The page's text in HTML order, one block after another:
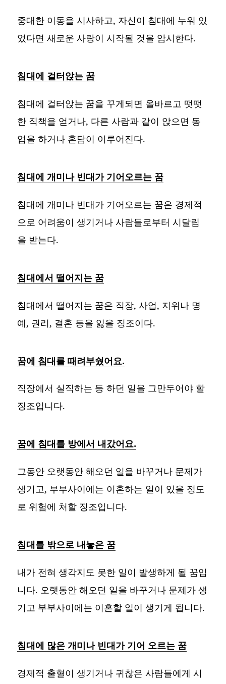
중대한 이동을 시사하고, 자신이 침대에 누워 있
었다면 새로운 사랑이 시작될 것을 암시한다.
침대에 걸터앉는 꿈
침대에 걸터앉는 꿈을 꾸게되면 올바르고 떳떳
한 직책을 얻거나, 다른 사람과 같이 앉으면 동
업을 하거나 혼담이 이루어진다.
침대에 개미나 빈대가 기어오르는 꿈
침대에 개미나 빈대가 기어오르는 꿈은 경제적
으로 어려움이 생기거나 사람들로부터 시달림
을 받는다.
침대에서 떨어지는 꿈
침대에서 떨어지는 꿈은 직장, 사업, 지위나 명
예, 권리, 결혼 등을 잃을 징조이다.
꿈에 침대를 때려부쉈어요.
직장에서 실직하는 등 하던 일을 그만두어야 할
징조입니다.
꿈에 침대를 방에서 내갔어요.
그동안 오랫동안 해오던 일을 바꾸거나 문제가
생기고, 부부사이에는 이혼하는 일이 있을 정도
로 위험에 처할 징조입니다.
침대를 밖으로 내놓은 꿈
내가 전혀 생각지도 못한 일이 발생하게 될 꿈입
니다. 오랫동안 해오던 일을 바꾸거나 문제가 생
기고 부부사이에는 이혼할 일이 생기게 됩니다.
침대에 많은 개미나 빈대가 기어 오르는 꿈
경제적 출혈이 생기거나 귀찮은 사람들에게 시